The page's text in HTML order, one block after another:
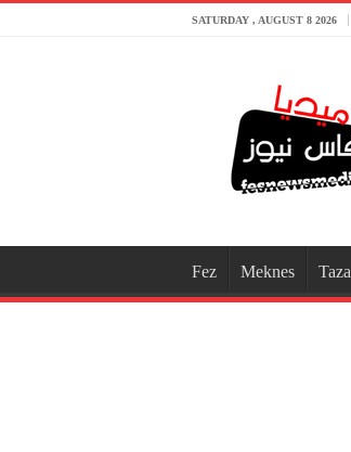
SATURDAY , AUGUST 8 2026
Fez Meknes Taza